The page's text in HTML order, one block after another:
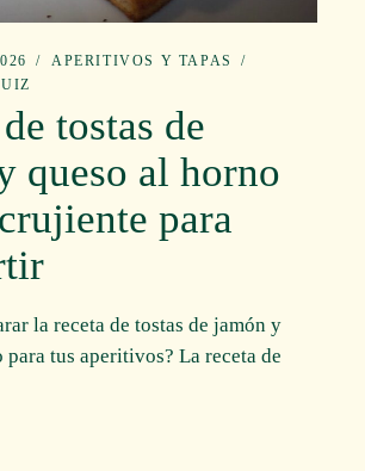
APERITIVOS Y TAPAS
tostas de
queso al horno
para
la receta de tostas de jamón y
para tus aperitivos? La receta de